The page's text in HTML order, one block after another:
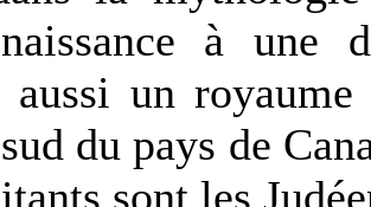
à une
aussi un
du pays de
sont les